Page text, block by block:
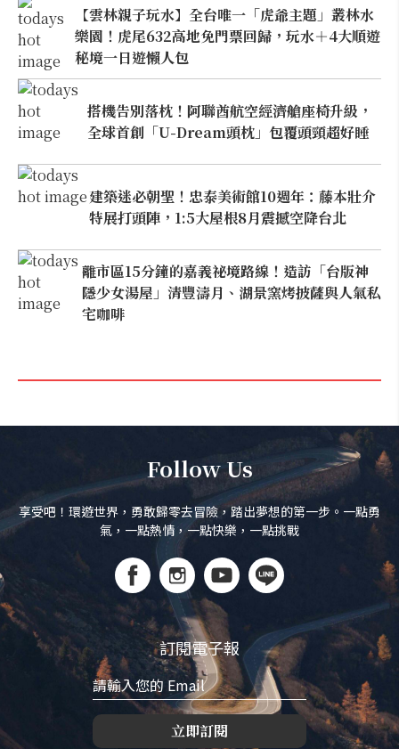
【雲林親子玩水】全台唯一「虎爺主題」叢林水
樂園！虎尾632高地免門票回歸，玩水＋4大順遊
秘境一日遊懶人包
搭機告別落枕！阿聯酋航空經濟艙座椅升級，
全球首創「U-Dream頭枕」包覆頭頸超好睡
建築迷必朝聖！忠泰美術館10週年：藤本壯介
特展打頭陣，1:5大屋根8月震撼空降台北
離市區15分鐘的嘉義祕境路線！造訪「台版神
隱少女湯屋」清豐濤月、湖景窯烤披薩與人氣私
宅咖啡
Follow Us
享受吧！環遊世界，勇敢歸零去冒險，踏出夢想的第一步。一點勇
氣，一點熱情，一點快樂，一點挑戰
訂閱電子報
立即訂閱